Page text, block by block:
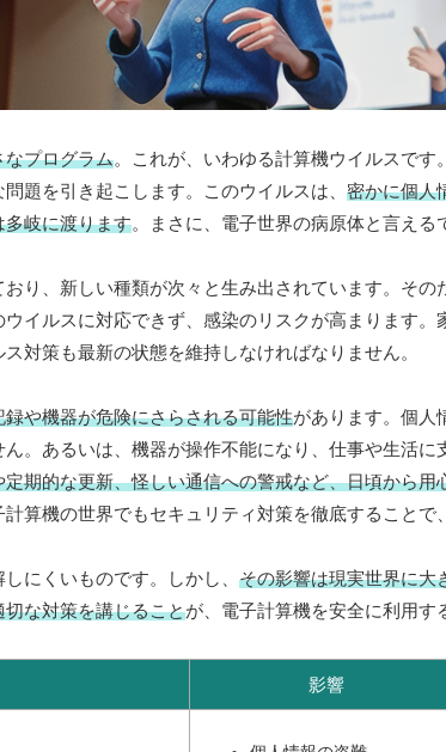
なプログラム。これが、いわゆる計算機ウイルスで
題を引き起こします。このウイルスは、 密かに個人
岐に渡ります。まさに、電子世界の病原体と言える
り、新しい種類が次々と生み出されています。その
イルスに対応できず、感染のリスクが高まります。
対策も最新の状態を維持しなければなりません。
録や機器が危険にさらされる可能性があります。個人
。あるいは、機器が操作不能になり、仕事や生活
期的な更新、怪しい通信への警戒など、日頃から
算機の世界でもセキュリティ対策を徹底することで
にくいものです。しかし、 その影響は現実世界に大
な対策を講じることが、電子計算機を安全に利用す
影響